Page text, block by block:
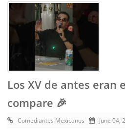
Los XV de antes eran
compare 🎉
Comediantes Mexicanos June 04,